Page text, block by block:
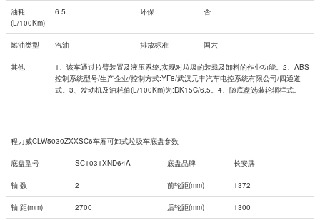
油耗
(L/100Km)
6.5 环保 否
燃油类型 汽油 排放标准 国六
其他
1、该车通过拉臂装置及液压系统,实现对垃圾的装载及卸料的作业功能。2、ABS
控制系统型号/生产企业/控制方式:YF8/武汉元丰汽车电控系统有限公司/四通道
式。3、发动机及油耗值(L/100Km)为:DK15C/6.5。4、随底盘选装轮辋样式。
程力威CLW5030ZXXSC6车厢可卸式垃圾车底盘参数
底盘型号 SC1031XND64A 底盘品牌 长安牌
轴 数 2 前轮距(mm) 1372
轴 距(mm) 2700 后轮距(mm) 1300